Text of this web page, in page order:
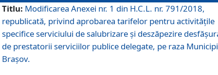
Titlu: Modificarea Anexei nr. 1 din H.C.L. nr. 791/2018,
republicată, privind aprobarea tarifelor pentru activitățile
specifice serviciului de salubrizare și deszăpezire
de prestatorii serviciilor publice delegate, pe raza
Brașov.